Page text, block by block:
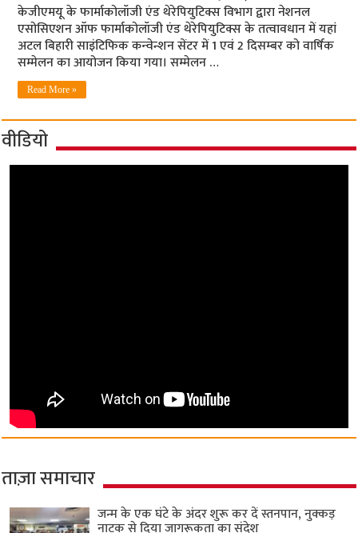
केजीएमयू के फार्माकोलॉजी एंड थेरेपियुटिक्स विभाग द्वारा नेशनल
एसोसिएशन ऑफ फार्माकोलॉजी एंड थेरेपियुटिक्स के तत्वावधान में यहां
अटल बिहारी साइंटिफिक कन्वेन्शन सेंटर में 1 एवं 2 दिसम्बर को वार्षिक
सम्मेलन का आयोजन किया गया। सम्मेलन …
Read More »
वीडियो
ताज़ा समाचार
जन्म के एक घंटे के अंदर शुरू कर दें स्तनपान, नुक्कड़
नाटक से दिया जागरूकता का संदेश